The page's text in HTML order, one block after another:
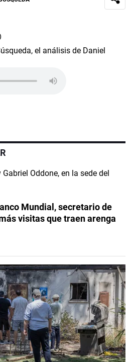
el análisis de Daniel
Mundial, secretario de
visitas que traen arenga